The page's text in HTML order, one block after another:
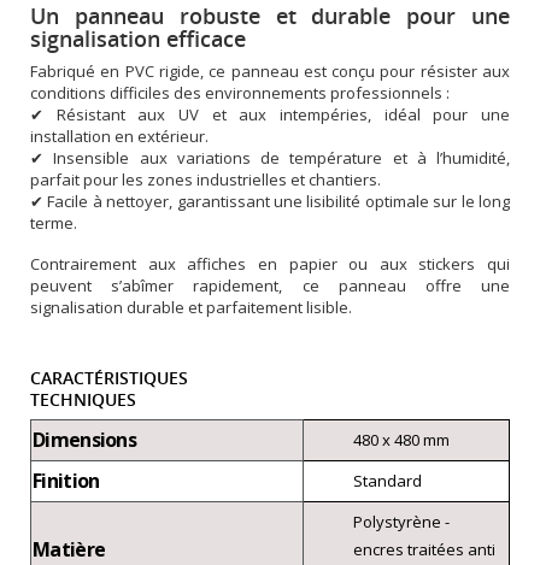
Un panneau robuste et durable pour une
signalisation efficace
Fabriqué en PVC rigide, ce panneau est conçu pour résister aux
conditions difficiles des environnements professionnels :
✔ Résistant aux UV et aux intempéries, idéal pour une
installation en extérieur.
✔ Insensible aux variations de température et à l’humidité,
parfait pour les zones industrielles et chantiers.
✔ Facile à nettoyer, garantissant une lisibilité optimale sur le long
terme.
Contrairement aux affiches en papier ou aux stickers qui
peuvent s’abîmer rapidement, ce panneau offre une
signalisation durable et parfaitement lisible.
CARACTÉRISTIQUES
TECHNIQUES
Dimensions 480 x 480 mm
Finition Standard
Matière
Polystyrène -
encres traitées anti